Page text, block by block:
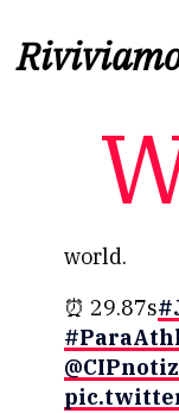
We could
world.
⏰ 29.87s